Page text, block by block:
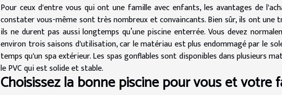
Pour ceux d'entre vous qui ont une famille avec enfants, les avantages de
constater vous-même sont très nombreux et convaincants. Bien sûr, ils ont une
ils ne durent pas aussi longtemps qu’une piscine enterrée. Vous devez
environ trois saisons d'utilisation, car le matériau est plus endommagé par le
temps qu'un spa extérieur. Les spas gonflables sont disponibles dans plusieurs
le PVC qui est solide et stable.
Choisissez la bonne piscine pour vous et votre